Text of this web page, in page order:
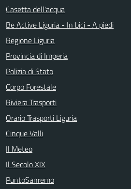
Casetta dell'acqua
Be Active Liguria - In bici - A piedi
Regione Liguria
Provincia di Imperia
Polizia di Stato
Corpo Forestale
Riviera Trasporti
Orario Trasporti Liguria
Cinque Valli
Il Meteo
Il Secolo XIX
PuntoSanremo